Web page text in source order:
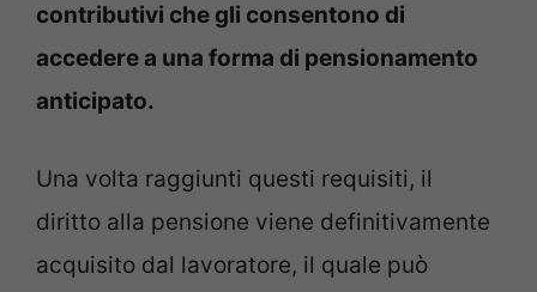
contributivi che gli consentono di
accedere a una forma di pensionamento
anticipato.
Una volta raggiunti questi requisiti, il
diritto alla pensione viene definitivamente
acquisito dal lavoratore, il quale può